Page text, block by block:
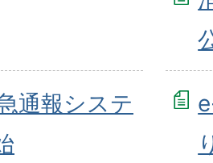
通報システ